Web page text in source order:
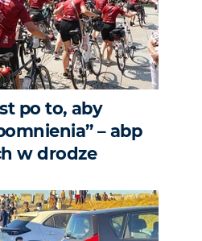
po to, aby
– abp
w drodze